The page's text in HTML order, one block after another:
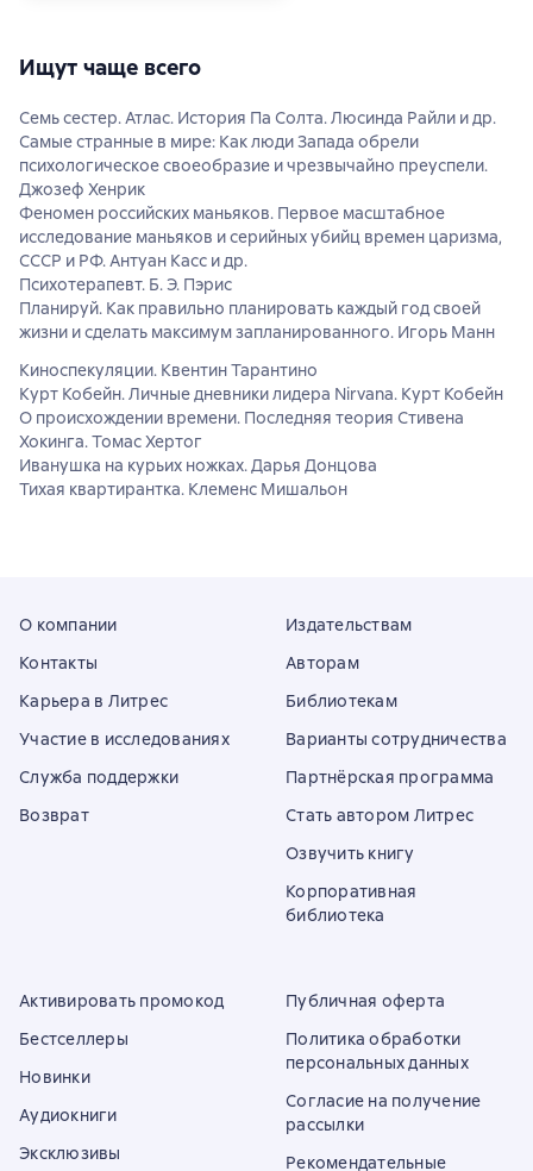
Ищут чаще всего
Семь сестер. Атлас. История Па Солта. Люсинда Райли и др.
Самые странные в мире: Как люди Запада обрели
психологическое своеобразие и чрезвычайно преуспели.
Джозеф Хенрик
Феномен российских маньяков. Первое масштабное
исследование маньяков и серийных убийц времен царизма,
СССР и РФ. Антуан Касс и др.
Психотерапевт. Б. Э. Пэрис
Планируй. Как правильно планировать каждый год своей
жизни и сделать максимум запланированного. Игорь Манн
Киноспекуляции. Квентин Тарантино
Курт Кобейн. Личные дневники лидера Nirvana. Курт Кобейн
О происхождении времени. Последняя теория Стивена
Хокинга. Томас Хертог
Иванушка на курьих ножках. Дарья Донцова
Тихая квартирантка. Клеменс Мишальон
О компании
Контакты
Карьера в Литрес
Участие в исследованиях
Служба поддержки
Возврат
Издательствам
Авторам
Библиотекам
Варианты сотрудничества
Партнёрская программа
Стать автором Литрес
Озвучить книгу
Корпоративная
библиотека
Активировать промокод
Бестселлеры
Новинки
Аудиокниги
Эксклюзивы
Публичная оферта
Политика обработки
персональных данных
Согласие на получение
рассылки
Рекомендательные